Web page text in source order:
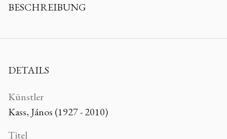
BESCHREIBUNG
DETAILS
Künstler
Kass, János (1927 - 2010)
Titel